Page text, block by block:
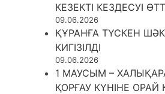
КЕЗЕКТІ КЕЗДЕСУІ
09.06.2026
ҚҰРАНҒА ТҮСКЕН
КИГІЗІЛДІ
09.06.2026
1 МАУСЫМ –
ҚОРҒАУ КҮНІНЕ